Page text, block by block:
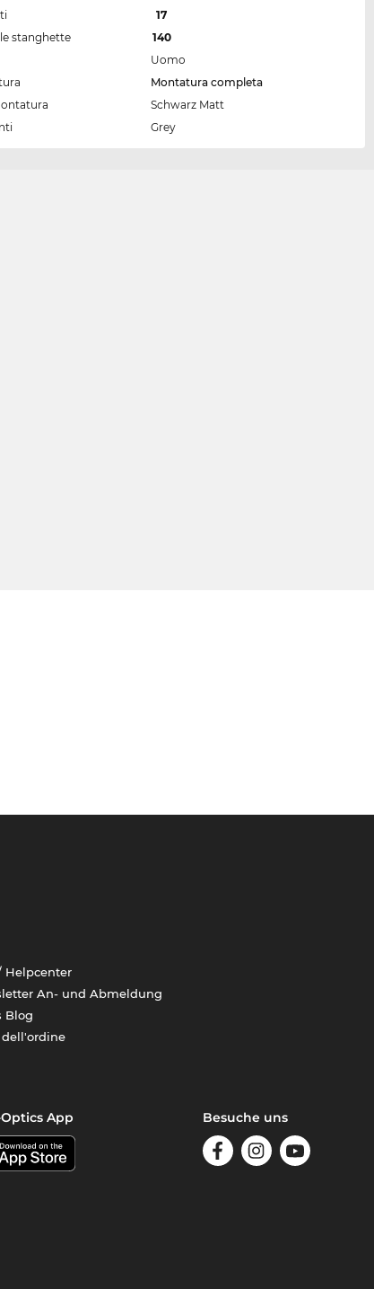
17
stanghette
140
Uomo
Montatura completa
Schwarz Matt
Grey
Helpcenter
An- und Abmeldung
Blog
dell'ordine
App Besuche uns